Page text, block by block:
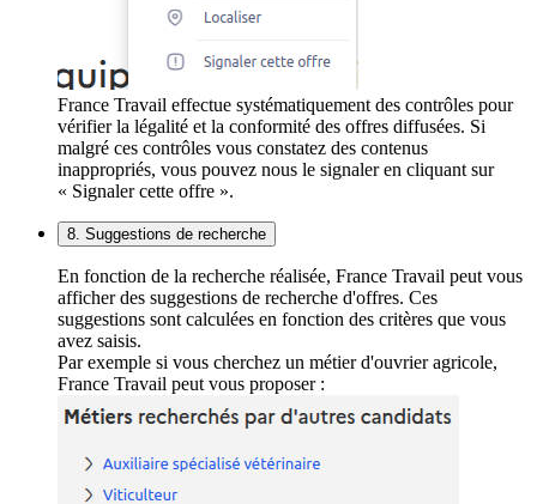
France Travail effectue systématiquement des contrôles pour
vérifier la légalité et la conformité des offres diffusées. Si
malgré ces contrôles vous constatez des contenus
inappropriés, vous pouvez nous le signaler en cliquant sur
« Signaler cette offre ».
8. Suggestions de recherche
En fonction de la recherche réalisée, France Travail peut vous
afficher des suggestions de recherche d'offres. Ces
suggestions sont calculées en fonction des critères que vous
avez saisis.
Par exemple si vous cherchez un métier d'ouvrier agricole,
France Travail peut vous proposer :